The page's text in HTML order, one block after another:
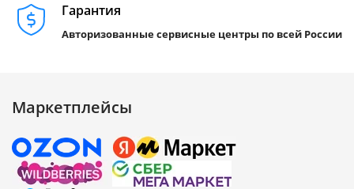
Гарантия
Авторизованные сервисные центры по всей России
Маркетплейсы